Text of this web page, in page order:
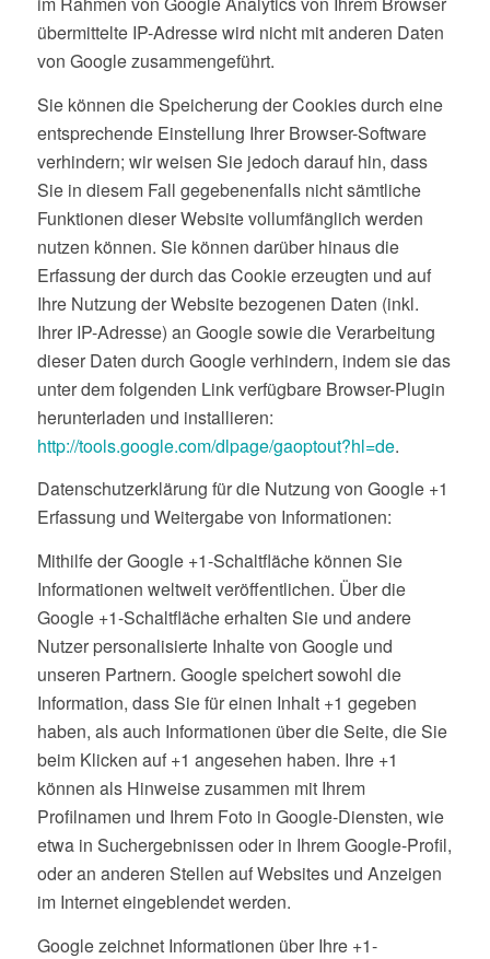
übermittelte IP-Adresse wird nicht mit anderen Daten
von Google zusammengeführt.
Sie können die Speicherung der Cookies durch eine
entsprechende Einstellung Ihrer Browser-Software
verhindern; wir weisen Sie jedoch darauf hin, dass
Sie in diesem Fall gegebenenfalls nicht sämtliche
Funktionen dieser Website vollumfänglich werden
nutzen können. Sie können darüber hinaus die
Erfassung der durch das Cookie erzeugten und auf
Ihre Nutzung der Website bezogenen Daten (inkl.
Ihrer IP-Adresse) an Google sowie die Verarbeitung
dieser Daten durch Google verhindern, indem sie das
unter dem folgenden Link verfügbare Browser-Plugin
herunterladen und installieren:
http://tools.google.com/dlpage/gaoptout?hl=de.
Datenschutzerklärung für die Nutzung von Google +1
Erfassung und Weitergabe von Informationen:
Mithilfe der Google +1-Schaltfläche können Sie
Informationen weltweit veröffentlichen. Über die
Google +1-Schaltfläche erhalten Sie und andere
Nutzer personalisierte Inhalte von Google und
unseren Partnern. Google speichert sowohl die
Information, dass Sie für einen Inhalt +1 gegeben
haben, als auch Informationen über die Seite, die Sie
beim Klicken auf +1 angesehen haben. Ihre +1
können als Hinweise zusammen mit Ihrem
Profilnamen und Ihrem Foto in Google-Diensten, wie
etwa in Suchergebnissen oder in Ihrem Google-Profil,
oder an anderen Stellen auf Websites und Anzeigen
im Internet eingeblendet werden.
Google zeichnet Informationen über Ihre +1-